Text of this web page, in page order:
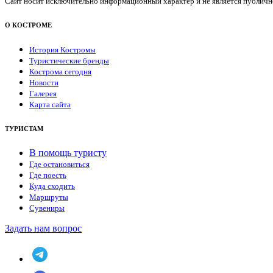
О КОСТРОМЕ
История Костромы
Туристические бренды
Кострома сегодня
Новости
Галерея
Карта сайта
ТУРИСТАМ
В помощь туристу
Где остановиться
Где поесть
Куда сходить
Маршруты
Сувениры
Задать нам вопрос